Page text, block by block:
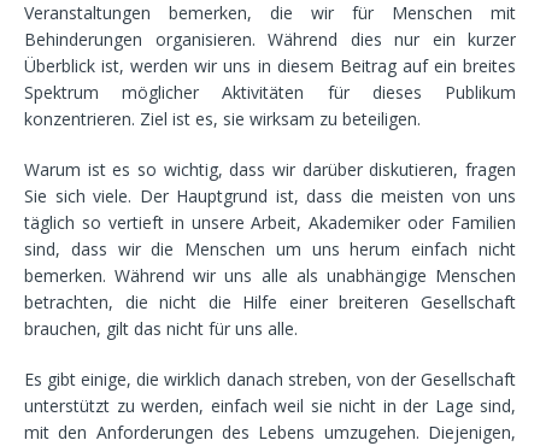
Veranstaltungen bemerken, die wir für Menschen mit
Behinderungen organisieren. Während dies nur ein kurzer
Überblick ist, werden wir uns in diesem Beitrag auf ein breites
Spektrum möglicher Aktivitäten für dieses Publikum
konzentrieren. Ziel ist es, sie wirksam zu beteiligen.
Warum ist es so wichtig, dass wir darüber diskutieren, fragen
Sie sich viele. Der Hauptgrund ist, dass die meisten von uns
täglich so vertieft in unsere Arbeit, Akademiker oder Familien
sind, dass wir die Menschen um uns herum einfach nicht
bemerken. Während wir uns alle als unabhängige Menschen
betrachten, die nicht die Hilfe einer breiteren Gesellschaft
brauchen, gilt das nicht für uns alle.
Es gibt einige, die wirklich danach streben, von der Gesellschaft
unterstützt zu werden, einfach weil sie nicht in der Lage sind,
mit den Anforderungen des Lebens umzugehen. Diejenigen,